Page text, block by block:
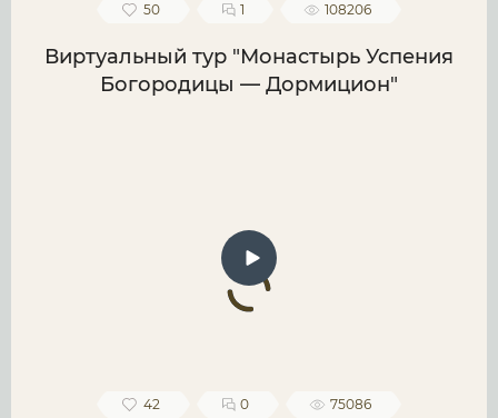
50 1 108206
Виртуальный тур "Монастырь Успения
Богородицы — Дормицион"
42 0 75086